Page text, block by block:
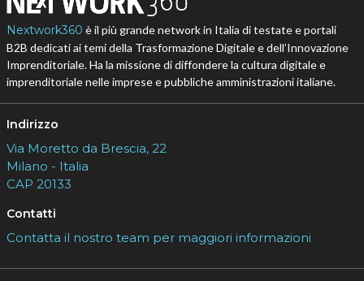
Nextwork360 è il più grande network in Italia di testate e portali
B2B dedicati ai temi della Trasformazione Digitale e dell’Innovazione
Imprenditoriale. Ha la missione di diffondere la cultura digitale e
imprenditoriale nelle imprese e pubbliche amministrazioni italiane.
Indirizzo
Via Moretto da Brescia, 22
Milano - Italia
CAP 20133
Contatti
Contatta il nostro team per maggiori informazioni